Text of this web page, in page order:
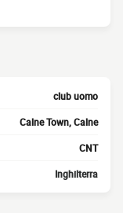
club uomo
Calne Town, Calne
CNT
Inghilterra